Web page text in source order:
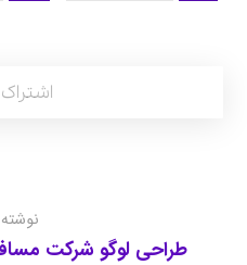
طراحی لوگو شرکت